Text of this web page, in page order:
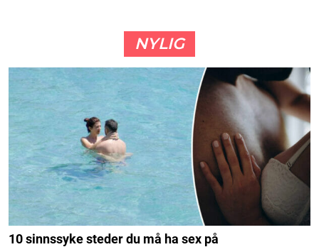
NYLIG
10 sinnssyke steder du må ha sex på